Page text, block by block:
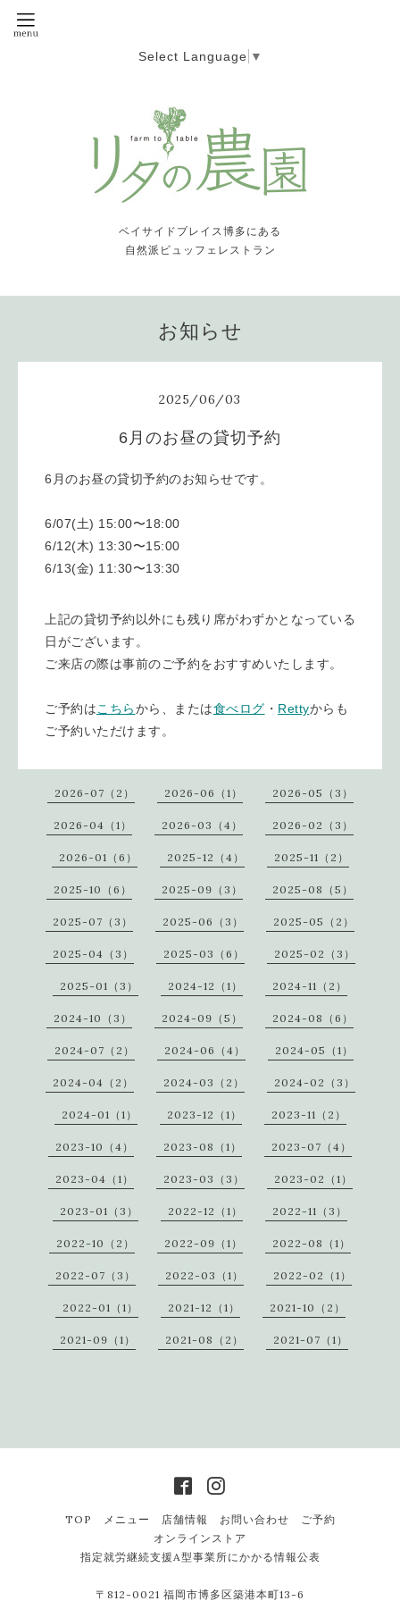
Select Language ▼
ベイサイドプレイス博多にある
自然派ビュッフェレストラン
お知らせ
2025/06/03
6月のお昼の貸切予約
6月のお昼の貸切予約のお知らせです。
6/07(土) 15:00〜18:00
6/12(木) 13:30〜15:00
6/13(金) 11:30〜13:30
上記の貸切予約以外にも残り席がわずかとなっている
日がございます。
ご来店の際は事前のご予約をおすすめいたします。
ご予約はこちらから、または食べログ ・ Rettyからも
ご予約いただけます。
2026-07（2） 2026-06（1） 2026-05（3）
2026-04（1） 2026-03（4） 2026-02（3）
2026-01（6） 2025-12（4） 2025-11（2）
2025-10（6） 2025-09（3） 2025-08（5）
2025-07（3） 2025-06（3） 2025-05（2）
2025-04（3） 2025-03（6） 2025-02（3）
2025-01（3） 2024-12（1） 2024-11（2）
2024-10（3） 2024-09（5） 2024-08（6）
2024-07（2） 2024-06（4） 2024-05（1）
2024-04（2） 2024-03（2） 2024-02（3）
2024-01（1） 2023-12（1） 2023-11（2）
2023-10（4） 2023-08（1） 2023-07（4）
2023-04（1） 2023-03（3） 2023-02（1）
2023-01（3） 2022-12（1） 2022-11（3）
2022-10（2） 2022-09（1） 2022-08（1）
2022-07（3） 2022-03（1） 2022-02（1）
2022-01（1） 2021-12（1） 2021-10（2）
2021-09（1） 2021-08（2） 2021-07（1）
TOP メニュー 店舗情報 お問い合わせ
ご予約
オンラインストア
指定就労継続支援A型事業所にかかる情報公表
〒812-0021 福岡市博多区築港本町13-6